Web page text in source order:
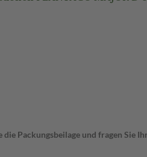
die Packungsbeilage und fragen Sie